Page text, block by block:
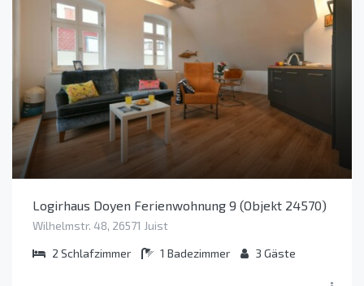
Logirhaus Doyen Ferienwohnung 9 (Objekt 24570)
Wilhelmstr. 48, 26571 Juist
2 Schlafzimmer 1 Badezimmer 3 Gäste